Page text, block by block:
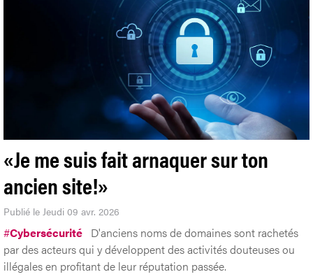
«Je me suis fait arnaquer sur ton
ancien site!»
Publié le Jeudi 09 avr. 2026
#Cybersécurité D'anciens noms de domaines sont rachetés
par des acteurs qui y développent des activités douteuses ou
illégales en profitant de leur réputation passée.